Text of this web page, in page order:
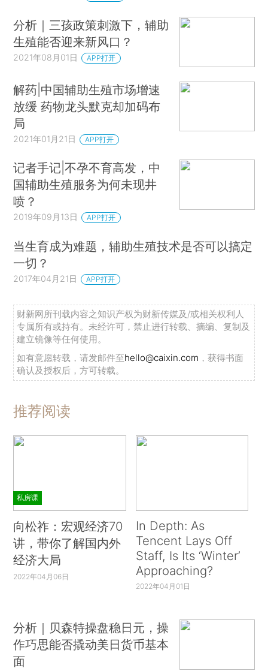
分析｜三孩政策刺激下，辅助
生殖能否迎来新风口？
2021年08月01日 APP打开
解药|中国辅助生殖市场增速
放缓 药物龙头默克却加码布
局
2021年01月21日 APP打开
记者手记|不孕不育高发，中
国辅助生殖服务为何未现井
喷？
2019年09月13日 APP打开
当生育成为难题，辅助生殖技术是否可以搞定
一切？
2017年04月21日 APP打开
财新网所刊载内容之知识产权为财新传媒及/或相关权利人
专属所有或持有。未经许可，禁止进行转载、摘编、复制及
建立镜像等任何使用。
如有意愿转载，请发邮件至hello@caixin.com ，获得书面
确认及授权后，方可转载。
推荐阅读
私房课
向松祚：宏观经济70
讲，带你了解国内外
经济大局
2022年04月06日
In Depth: As
Tencent Lays Off
Staff, Is Its ‘Winter’
Approaching?
2022年04月01日
分析｜贝森特操盘稳日元，操
作巧思能否撬动美日货币基本
面